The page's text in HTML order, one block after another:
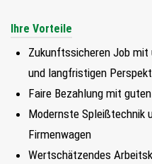
Ihre Vorteile
Zukunftssicheren Job
und langfristigen
Faire Bezahlung mit
Modernste Spleißtechnik
Firmenwagen
Wertschätzendes